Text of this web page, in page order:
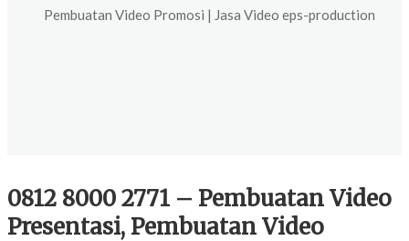
Pembuatan Video Promosi | Jasa Video eps-production
0812 8000 2771 – Pembuatan Video
Presentasi, Pembuatan Video